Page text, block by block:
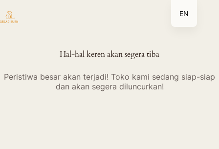
ke
konten
Hal-hal keren akan segera tiba
Peristiwa besar akan terjadi! Toko kami sedang siap-siap
dan akan segera diluncurkan!
EN